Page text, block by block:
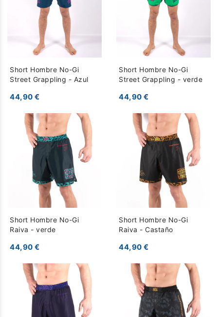
Short Hombre No-Gi
Street Grappling - Azul
44,90 €
Short Hombre No-Gi
Street Grappling - verde
44,90 €
Short Hombre No-Gi
Raiva - verde
44,90 €
Short Hombre No-Gi
Raiva - Castaño
44,90 €